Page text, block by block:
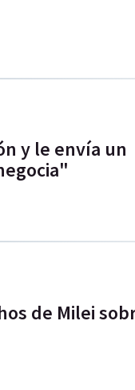
y le envía un
de Milei